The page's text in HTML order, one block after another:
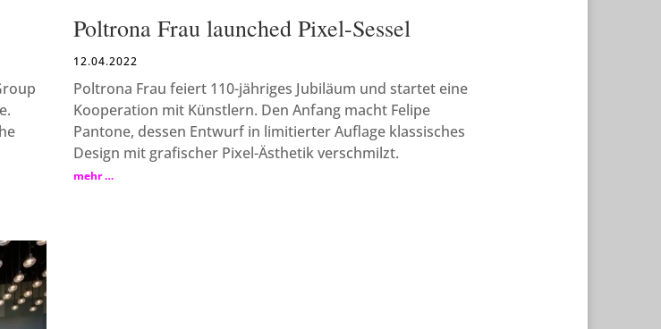
Poltrona Frau launched Pixel-Sessel
12.04.2022
Poltrona Frau feiert 110-jähriges Jubiläum und startet eine
Kooperation mit Künstlern. Den Anfang macht Felipe
Pantone, dessen Entwurf in limitierter Auflage klassisches
Design mit grafischer Pixel-Ästhetik verschmilzt.
mehr …